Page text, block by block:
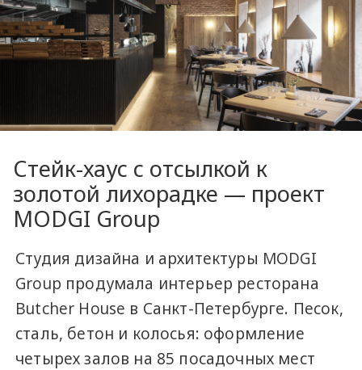
Стейк-хаус с отсылкой к
золотой лихорадке — проект
MODGI Group
Студия дизайна и архитектуры MODGI
Group продумала интерьер ресторана
Butcher House в Санкт-Петербурге. Песок,
сталь, бетон и колосья: оформление
четырех залов на 85 посадочных мест